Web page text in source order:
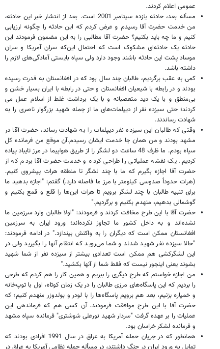
عمومی اعلام کردند.
مسأله بعد، حادثه یازده سپتامبر 2001 است. بعد از انتشار خبر این حادثه،
من خدمت حضرت آقا رسیدم و عرض کردم که این حادثه را چگونه ارزیابی
کنیم و ما چه باید بکنیم؟ حضرت آقا مطالبی را به این مضمون فرمودند این
حادثه یک حادثه‌ای مشکوک است که احتمال این‌که سران آمریکا و سران
موساد پشت این حادثه باشند وجود دارد ولی سپاه بایستی آمادگی‌های لازم را
داشته باشد.
کمی به عقب برگردیم، طالبان چند سال بود که در افغانستان به قدرت رسیده
بودند و در رابطه با شیعیان افغانستان و حتی در رابطه با ایران بسیار خشن و
بی‌منطق و با یک دید متعصبانه و با یک برداشت غلط از اسلام عمل می
کردند؛ حتی سیزده نفر از دیپلمات‌های ما از جمله شهید بزرگوار ناصری را به
شهادت رساندند.
وقتی که طالبان این سیزده نفر دیپلمات را به شهادت رساند، حضرت آقا در
مشهد بودند و من همان جا خدمت ایشان رسیدم.آن موقع من فرمانده کل
سپاه بودم. ما ظرف 48 ساعت دو لشگر را از طریق هواپیما در مرز تایباد پیاده
کردیم. یک نقشه عملیاتی را طراحی کرده و خدمت حضرت آقا بردم که از
حضرت آقا اجازه بگیرم که ما با چند لشگر تا منطقه هرات پیشروی کنیم.
(هرات حدوداً صدوسی کیلومتر با مرز ما فاصله دارد.) گفتم: "اجازه بدهید ما
برای تنبیه طالبان با چند لشگر برویم تا هرات این‌ها را قلع و قمع بکنیم و
گوشمالی بدهیم، منهدم بکنیم و برگردیم."
حضرت آقا با این طرح مخافت کردند و فرمودند: "اولا طالبان وارد سرزمین ما
نشده‌اند و به داخل کشور ما تجاوز نکرده‌اند؛ ورود ایران به سرزمین
افغانستان ممکن است که دیگران را به واکنش بیندازد." در ادامه فرمودند:
"حالا سیزده نفر شهید شدند و شما می‌روید که انتقام آنها را بگیرید ولی در
این لشگرکشی هم ممکن است تعدادی بیشتر از سیزده نفر از شما شهید
بشوند یعنی اینجور نیست که فقط شما از آنها بکشید."
من اجازه خواستم که طرح دیگری را ببریم و همین کار را هم کردم که طرحی
را بردیم که این پاسگاه‌های مرزی طالبان را در یک زمان کوتاه، اول با توپ‌خانه
و خمپاره بزنیم، بعد هم برویم پاسگاه‌ها را با لودر و بولدوزر منهدم کنیم؛ که
حضرت آقا با این طرح موافقت فرمودند. آن کسی هم که فرماندهی این
عملیات را بر عهده گرفت "سردار شهید نورعلی شوشتری" فرمانده سپاه مشهد
و فرمانده لشکر خراسان بود.
همانطور که در جریان حمله آمریکا به عراق در سال 1991 افرادی بودند که